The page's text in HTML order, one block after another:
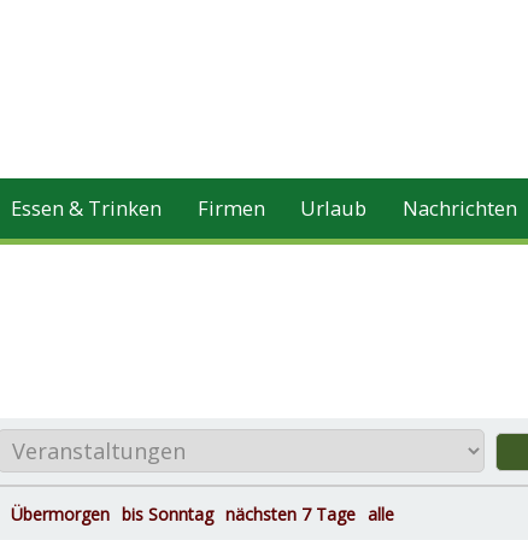
Essen & Trinken Firmen Urlaub Nachrichten
Übermorgen bis Sonntag nächsten 7 Tage alle